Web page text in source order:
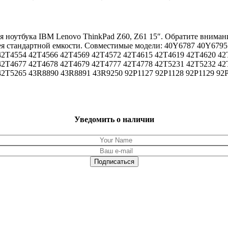
ноутбука IBM Lenovo ThinkPad Z60, Z61 15″. Обратите
стандартной емкости. Совместимые модели: 40Y6787
42T4566 42T4569 42T4572 42T4615 42T4619 42T4620
42T4678 42T4679 42T4777 42T4778 42T5231 42T5232
43R8890 43R8891 43R9250 92P1127 92P1128 92P1129
Уведомить о наличии